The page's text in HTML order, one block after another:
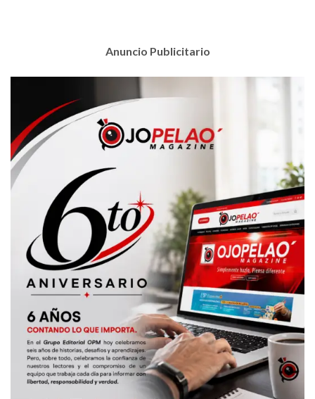
Anuncio Publicitario